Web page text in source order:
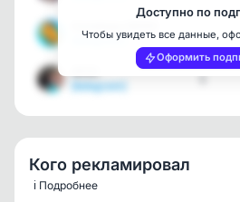
[telegram]
1
[telegram]
1
Доступно по
Чтобы увидеть все данные,
Оформить
Кого рекламировал
ℹ️ Подробнее